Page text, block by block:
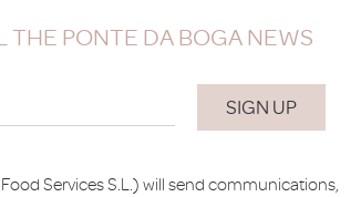
THE PONTE DA BOGA NEWS
Services S.L.) will send communications,